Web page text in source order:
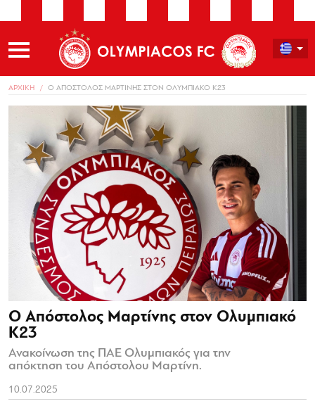
ΑΡΧΙΚΗ Ο ΑΠΟΣΤΟΛΟΣ ΜΑΡΤΙΝΗΣ ΣΤΟΝ ΟΛΥΜΠΙΑΚΟ Κ23
Ο Απόστολος Μαρτίνης στον Ολυμπιακό
Κ23
Ανακοίνωση της ΠΑΕ Ολυμπιακός για την
απόκτηση του Απόστολου Μαρτίνη.
10.07.2025